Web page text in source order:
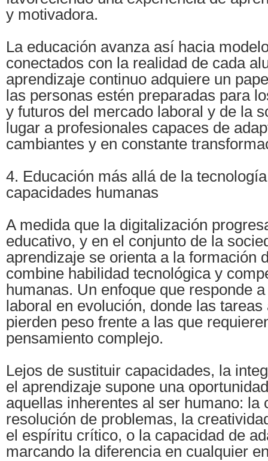
y motivadora.
La educación avanza así hacia
conectados con la realidad de cada
aprendizaje continuo adquiere un
las personas estén preparadas para
y futuros del mercado laboral y de la
lugar a profesionales capaces de
cambiantes y en constante
4. Educación más allá de la
capacidades humanas
A medida que la digitalización
educativo, y en el conjunto de la
aprendizaje se orienta a la formación
combine habilidad tecnológica y
humanas. Un enfoque que responde
laboral en evolución, donde las
pierden peso frente a las que
pensamiento complejo.
Lejos de sustituir capacidades, la
el aprendizaje supone una
aquellas inherentes al ser humano: la
resolución de problemas, la
el espíritu crítico, o la capacidad de
marcando la diferencia en cualquier